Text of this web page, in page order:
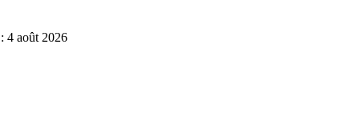
: 4 août 2026